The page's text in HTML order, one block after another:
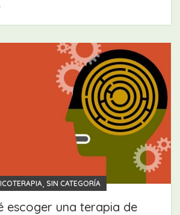
, SIN CATEGORÍA
escoger una terapia de